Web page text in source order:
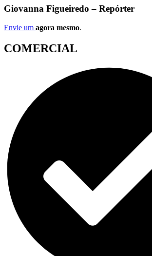
Giovanna Figueiredo – Repórter
Envie um agora mesmo.
COMERCIAL